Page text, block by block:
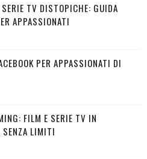
TV DISTOPICHE: GUIDA
APPASSIONATI
PER APPASSIONATI DI
FILM E SERIE TV IN
SENZA LIMITI